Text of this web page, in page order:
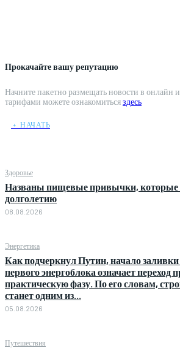
Прокачайте вашу репутацию
Начните пакетно размещать новости в онлайн
тарифами можете ознакомитьсяздесь
﹢ НАЧАТЬ
Здоровье
Названы пищевые привычки, которые
долголетию
08.08.2026
Энергетика
Как подчеркнул Путин, начало
первого энергоблока означает переход
практическую фазу. По его словам,
станет одним из...
05.08.2026
Путешествия